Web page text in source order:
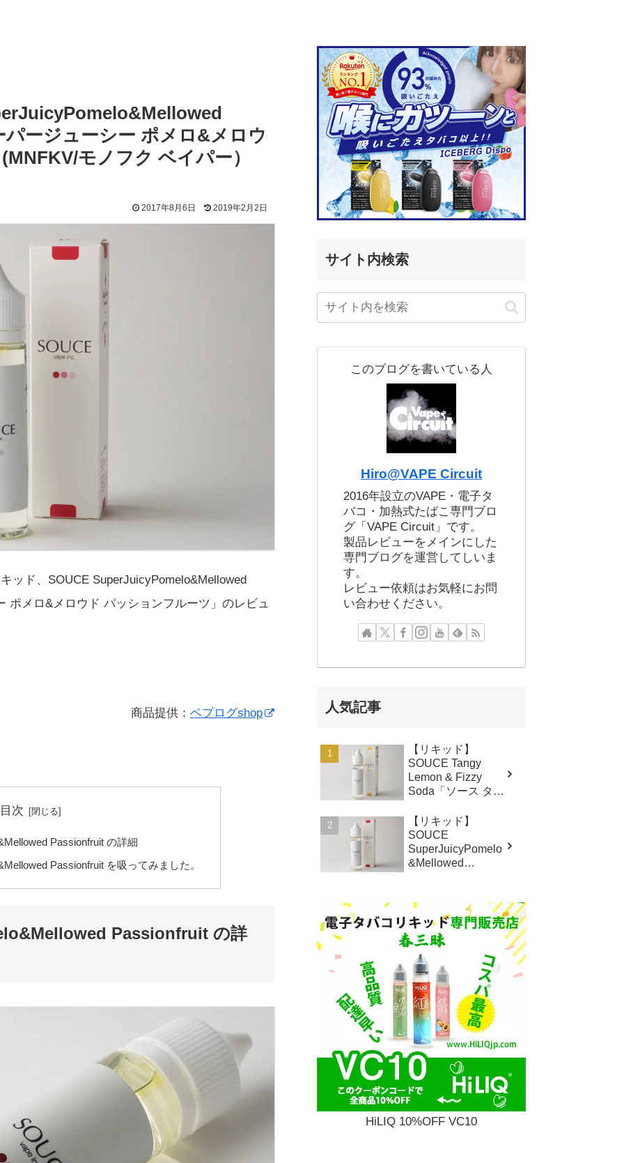
ージューシー ポメロ&メロウ
モノフク ベイパー）
2017年8月6日 2019年2月2日
ッド、SOUCE SuperJuicyPomelo&Mellowed
ポメロ&メロウド パッションフルーツ」のレビュ
商品提供： ベプログshop
目次
Passionfruit の詳細
Passionfruit を吸ってみました。
Passionfruit の詳
サイト内検索
このブログを書いている人
Hiro@VAPE Circuit
2016年設立のVAPE・電子タ
バコ・加熱式たばこ専門ブロ
グ「VAPE Circuit」です。
製品レビューをメインにした
専門ブログを運営してしいま
す。
レビュー依頼はお気軽にお問
い合わせください。
人気記事
【リキッド】
SOUCE Tangy
Lemon & Fizzy
Soda「ソース タン
ーソーダ」
(MNFKV/モノフク
ベイパー） レビ
ュー
【リキッド】
SOUCE
SuperJuicyPomelo
&Mellowed
シー ポメロ&メロ
ウド パッションフ
ルーツ」 (MNFKV/
モノフク ベイパ
ー） レビュー
HiLIQ 10%OFF VC10